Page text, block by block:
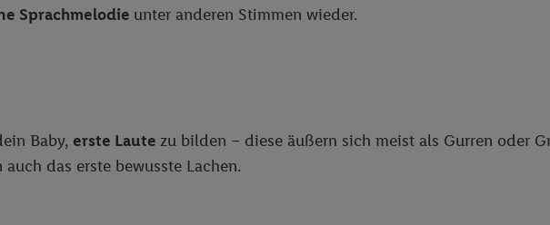
Sprachmelodie unter anderen Stimmen wieder.
Baby, erste Laute zu bilden – diese äußern sich meist als Gurren oder
das erste bewusste Lachen.